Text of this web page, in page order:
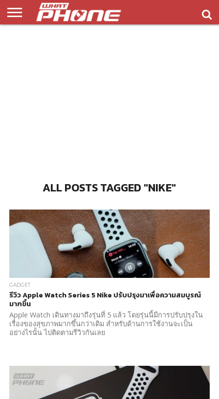
ALL POSTS TAGGED "NIKE"
GADGET
รีวิว Apple Watch Series 5 Nike ปรับปรุงมาเพื่อความสมบูรณ์
มากขึ้น
Apple Watch เดินทางมาถึงรุ่นที่ 5 แล้ว โดยรุ่นนี้มีการปรับปรุงใน
เรื่องของสุขภาพมากขึ้นกว่าเดิม สำหรับด้านการใช้งานจะเป็น
อย่างไรนั้น ไปติดตามรีวิวกันเลย